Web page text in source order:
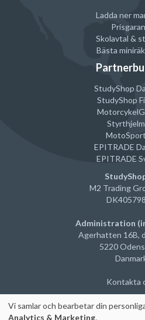
Ladda ner
Skolavtal &
Bästa
StudyShop
StudyShop
Styrthjelm
EPITRADE
EPITRADE
M2 Trading
Administration
Agerhatten 16B,
5220
Kontakta
Vi samlar och bearbetar din
Analytics & Marketing.